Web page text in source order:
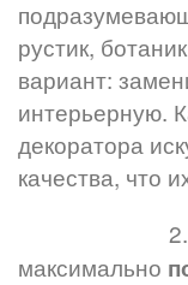
рустик,
вариант:
интерьерную.
декоратора
качества, что
максимально